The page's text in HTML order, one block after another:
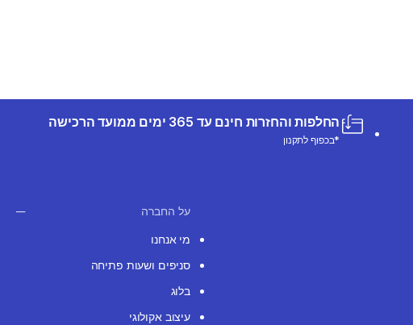
החלפות והחזרות חינם עד 365 ימים ממועד הרכישה
*בכפוף לתקנון
על החברה
מי אנחנו
סניפים ושעות פתיחה
בלוג
עיצוב אקולוגי